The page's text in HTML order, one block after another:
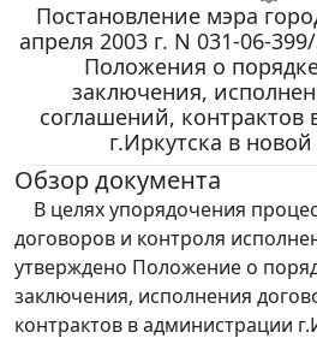
Постановление мэра
апреля 2003 г. N 031-06-
Положения о
заключения,
соглашений, контрактов
г.Иркутска в
Обзор документа
В целях упорядочения
договоров и контроля
утверждено Положение о
заключения, исполнения
контрактов в администрации